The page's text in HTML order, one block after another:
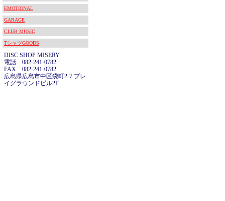
EMOTIONAL
GARAGE
CLUB MUSIC
TシャツGOODS
DISC SHOP MISERY
電話 082-241-0782
FAX 082-241-0782
広島県広島市中区袋町2-7 プレ
イグラウンドビル2F